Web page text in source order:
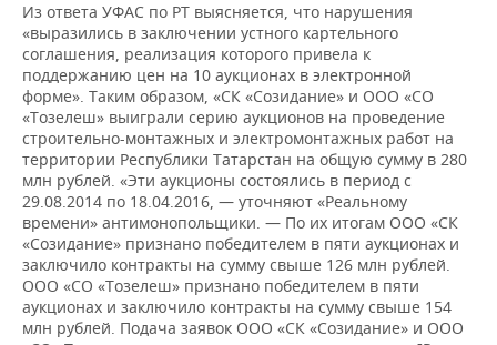
Из ответа УФАС по РТ выясняется, что нарушения
«выразились в заключении устного картельного
соглашения, реализация которого привела к
поддержанию цен на 10 аукционах в электронной
форме». Таким образом, «СК «Созидание» и ООО «СО
«Тозелеш» выиграли серию аукционов на проведение
строительно-монтажных и электромонтажных работ на
территории Республики Татарстан на общую сумму в 280
млн рублей. «Эти аукционы состоялись в период с
29.08.2014 по 18.04.2016, — уточняют «Реальному
времени» антимонопольщики. — По их итогам ООО «СК
«Созидание» признано победителем в пяти аукционах и
заключило контракты на сумму свыше 126 млн рублей.
ООО «СО «Тозелеш» признано победителем в пяти
аукционах и заключило контракты на сумму свыше 154
млн рублей. Подача заявок ООО «СК «Созидание» и ООО